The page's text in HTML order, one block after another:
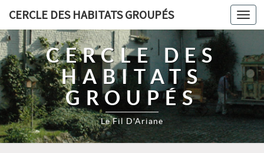
CERCLE DES HABITATS GROUPÉS
CERCLE DES
HABITATS
GROUPÉS
Le Fil D'Ariane